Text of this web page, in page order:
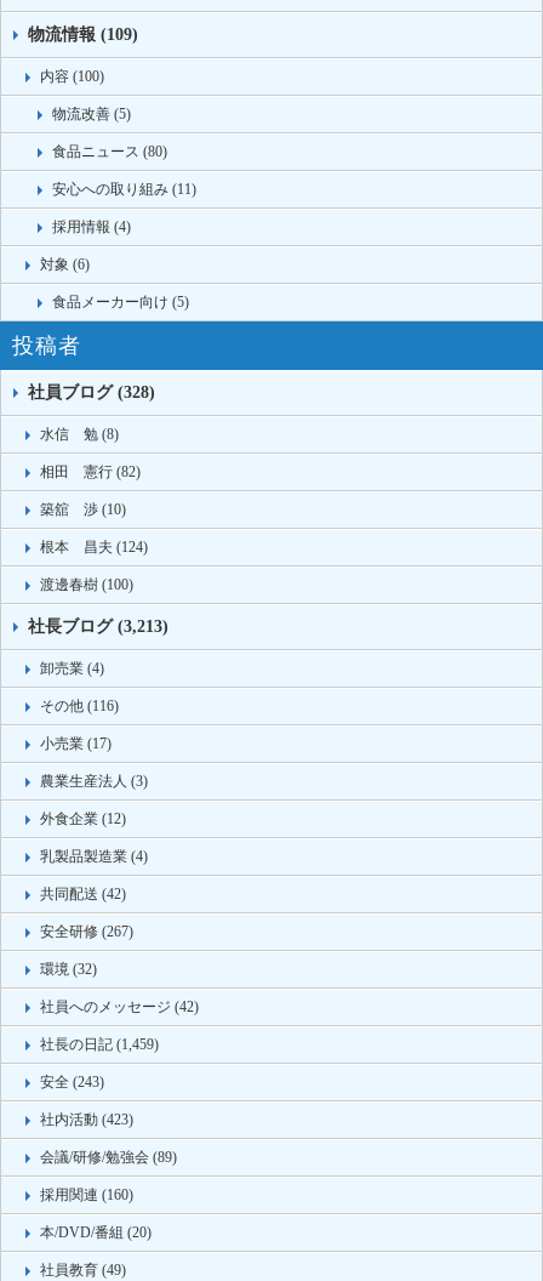
物流情報 (109)
内容 (100)
物流改善 (5)
食品ニュース (80)
安心への取り組み (11)
採用情報 (4)
対象 (6)
食品メーカー向け (5)
投稿者
社員ブログ (328)
水信 勉 (8)
相田 憲行 (82)
築舘 渉 (10)
根本 昌夫 (124)
渡邊春樹 (100)
社長ブログ (3,213)
卸売業 (4)
その他 (116)
小売業 (17)
農業生産法人 (3)
外食企業 (12)
乳製品製造業 (4)
共同配送 (42)
安全研修 (267)
環境 (32)
社員へのメッセージ (42)
社長の日記 (1,459)
安全 (243)
社内活動 (423)
会議/研修/勉強会 (89)
採用関連 (160)
本/DVD/番組 (20)
社員教育 (49)